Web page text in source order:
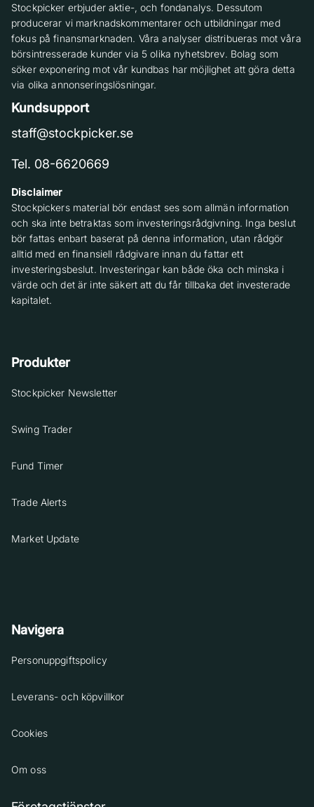
Stockpicker erbjuder aktie-, och fondanalys. Dessutom
producerar vi marknadskommentarer och utbildningar med
fokus på finansmarknaden. Våra analyser distribueras mot våra
börsintresserade kunder via 5 olika nyhetsbrev. Bolag som
söker exponering mot vår kundbas har möjlighet att göra detta
via olika annonseringslösningar.
Kundsupport
staff@stockpicker.se
Tel. 08-6620669
Disclaimer
Stockpickers material bör endast ses som allmän information
och ska inte betraktas som investeringsrådgivning. Inga beslut
bör fattas enbart baserat på denna information, utan rådgör
alltid med en finansiell rådgivare innan du fattar ett
investeringsbeslut. Investeringar kan både öka och minska i
värde och det är inte säkert att du får tillbaka det investerade
kapitalet.
Produkter
Stockpicker Newsletter
Swing Trader
Fund Timer
Trade Alerts
Market Update
Navigera
Personuppgiftspolicy
Leverans- och köpvillkor
Cookies
Om oss